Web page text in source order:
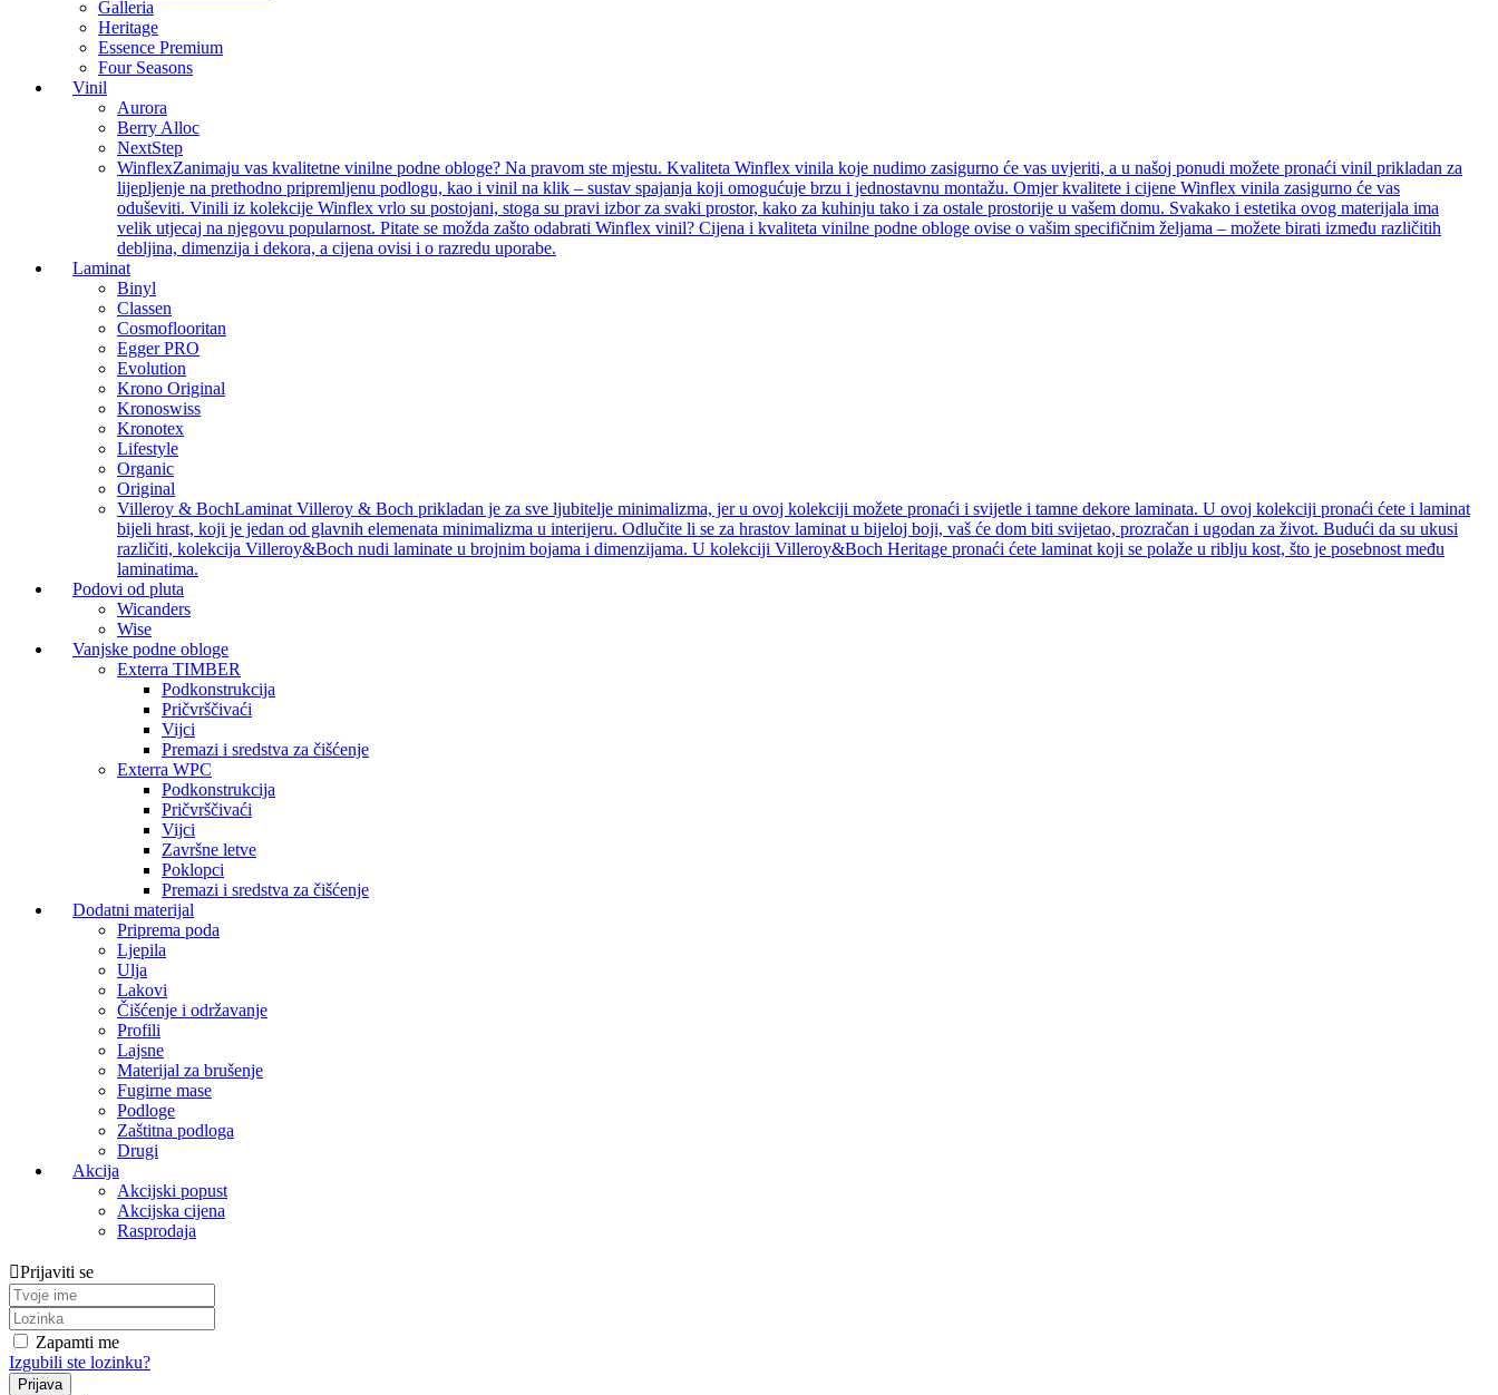
Galleria
Heritage
Essence Premium
Four Seasons
Vinil
Aurora
Berry Alloc
NextStep
WinflexZanimaju vas kvalitetne vinilne podne obloge? Na pravom ste mjestu. Kvaliteta Winflex vinila koje nudimo zasigurno će vas uvjeriti, a u našoj ponudi možete pronaći vinil prikladan za
lijepljenje na prethodno pripremljenu podlogu, kao i vinil na klik – sustav spajanja koji omogućuje brzu i jednostavnu montažu. Omjer kvalitete i cijene Winflex vinila zasigurno će vas
oduševiti. Vinili iz kolekcije Winflex vrlo su postojani, stoga su pravi izbor za svaki prostor, kako za kuhinju tako i za ostale prostorije u vašem domu. Svakako i estetika ovog materijala ima
velik utjecaj na njegovu popularnost. Pitate se možda zašto odabrati Winflex vinil? Cijena i kvaliteta vinilne podne obloge ovise o vašim specifičnim željama – možete birati između različitih
debljina, dimenzija i dekora, a cijena ovisi i o razredu uporabe.
Laminat
Binyl
Classen
Cosmoflooritan
Egger PRO
Evolution
Krono Original
Kronoswiss
Kronotex
Lifestyle
Organic
Original
Villeroy & BochLaminat Villeroy & Boch prikladan je za sve ljubitelje minimalizma, jer u ovoj kolekciji možete pronaći i svijetle i tamne dekore laminata. U ovoj kolekciji pronaći ćete i laminat
bijeli hrast, koji je jedan od glavnih elemenata minimalizma u interijeru. Odlučite li se za hrastov laminat u bijeloj boji, vaš će dom biti svijetao, prozračan i ugodan za život. Budući da su ukusi
različiti, kolekcija Villeroy&Boch nudi laminate u brojnim bojama i dimenzijama. U kolekciji Villeroy&Boch Heritage pronaći ćete laminat koji se polaže u riblju kost, što je posebnost među
laminatima.
Podovi od pluta
Wicanders
Wise
Vanjske podne obloge
Exterra TIMBER
Podkonstrukcija
Pričvrščivaći
Vijci
Premazi i sredstva za čišćenje
Exterra WPC
Podkonstrukcija
Pričvrščivaći
Vijci
Završne letve
Poklopci
Premazi i sredstva za čišćenje
Dodatni materijal
Priprema poda
Ljepila
Ulja
Lakovi
Čišćenje i održavanje
Profili
Lajsne
Materijal za brušenje
Fugirne mase
Podloge
Zaštitna podloga
Drugi
Akcija
Akcijski popust
Akcijska cijena
Rasprodaja
Prijaviti se
Zapamti me
Izgubili ste lozinku?